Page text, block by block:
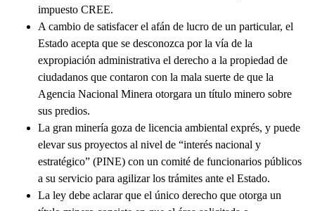
impuesto CREE.
A cambio de satisfacer el afán de lucro de un particular, el
Estado acepta que se desconozca por la vía de la
expropiación administrativa el derecho a la propiedad de
ciudadanos que contaron con la mala suerte de que la
Agencia Nacional Minera otorgara un título minero sobre
sus predios.
La gran minería goza de licencia ambiental exprés, y puede
elevar sus proyectos al nivel de “interés nacional y
estratégico” (PINE) con un comité de funcionarios públicos
a su servicio para agilizar los trámites ante el Estado.
La ley debe aclarar que el único derecho que otorga un